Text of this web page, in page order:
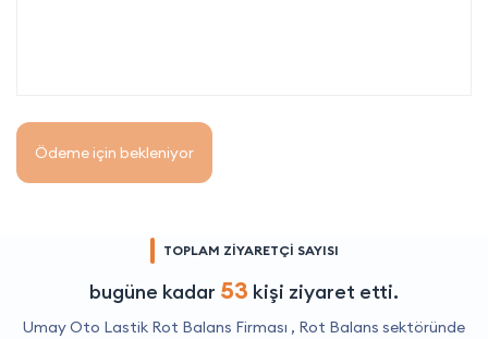
Ödeme için bekleniyor
TOPLAM ZİYARETÇİ SAYISI
bugüne kadar 53 kişi ziyaret etti.
Umay Oto Lastik Rot Balans Firması , Rot Balans sektöründe